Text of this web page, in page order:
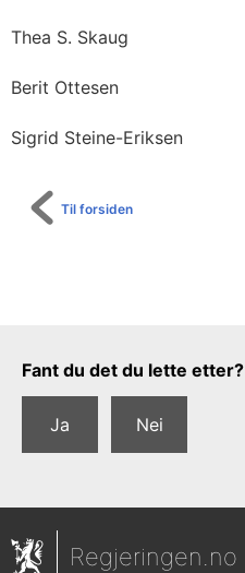
Thea S. Skaug
Berit Ottesen
Sigrid Steine-Eriksen
Til forsiden
Tilbakemeldingsskjema
Fant du det du lette etter?
Ja Nei
Regjeringen.no